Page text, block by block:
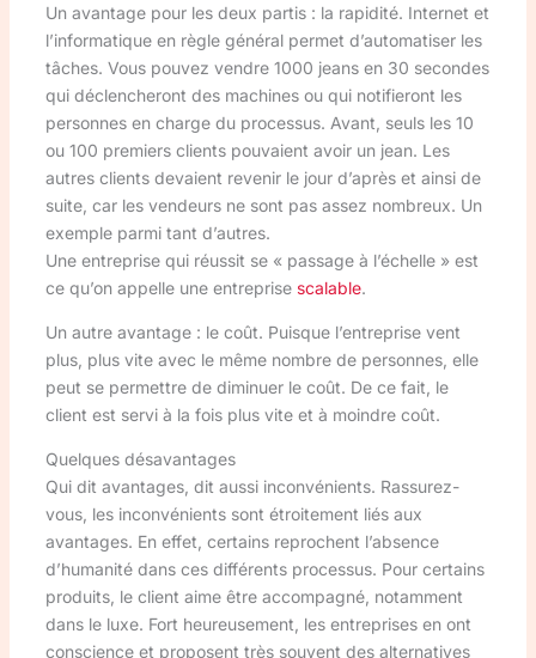
Un avantage pour les deux partis : la rapidité. Internet et
l’informatique en règle général permet d’automatiser les
tâches. Vous pouvez vendre 1000 jeans en 30 secondes
qui déclencheront des machines ou qui notifieront les
personnes en charge du processus. Avant, seuls les 10
ou 100 premiers clients pouvaient avoir un jean. Les
autres clients devaient revenir le jour d’après et ainsi de
suite, car les vendeurs ne sont pas assez nombreux. Un
exemple parmi tant d’autres.
Une entreprise qui réussit se « passage à l’échelle » est
ce qu’on appelle une entreprise scalable.
Un autre avantage : le coût. Puisque l’entreprise vent
plus, plus vite avec le même nombre de personnes, elle
peut se permettre de diminuer le coût. De ce fait, le
client est servi à la fois plus vite et à moindre coût.
Quelques désavantages
Qui dit avantages, dit aussi inconvénients. Rassurez-
vous, les inconvénients sont étroitement liés aux
avantages. En effet, certains reprochent l’absence
d’humanité dans ces différents processus. Pour certains
produits, le client aime être accompagné, notamment
dans le luxe. Fort heureusement, les entreprises en ont
conscience et proposent très souvent des alternatives